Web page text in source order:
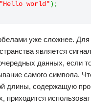
"Hello world" ) ;
уже сложнее.
является
данных, если
самого символа.
длины, содержащую
приходится